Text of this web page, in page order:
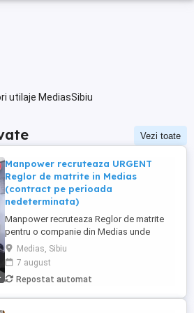
utilaje MediasSibiu
Vezi toate
Manpower recruteaza URGENT
Reglor de matrite in Medias
(contract pe perioada
nedeterminata)
Manpower recruteaza Reglor de matrite
pentru o companie din Medias unde
principala activitate este fabricarea de
piese si accesorii pentru autovehicule(se
produc componente din mase plastice si
realizeaza operatiuni de injectie mase
Medias, Sibiu
7 august
Repostat automat